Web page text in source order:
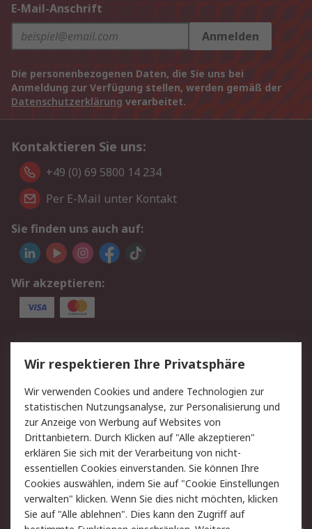
E-Mail-Anschrift
Anmelden
Die personenbezogenen Daten, die Sie uns bei
Anmeldung zur Verfügung stellen, werden gemäß der
Datenschutzerklärung verarbeitet.
Kontaktieren Sie uns:
+49 (0) 69 5800 14 234
Per E-Mail unter Kontakt
Sie finden uns auch auf:
Wir akzeptieren:
Service
Value Added Services
Lieferlösungen
Rücksendungen
Kontakt
Hilfe
Privatkunden
Rechtliches
AGB
Datenschutz
Cookie-Richtlinie
Zahlungsbedingungen
Copyright/Impressum
Entsorgung
Wir respektieren Ihre Privatsphäre
Wir verwenden Cookies und andere Technologien zur
statistischen Nutzungsanalyse, zur Personalisierung und
zur Anzeige von Werbung auf Websites von
Drittanbietern. Durch Klicken auf "Alle akzeptieren"
erklären Sie sich mit der Verarbeitung von nicht-
essentiellen Cookies einverstanden. Sie können Ihre
Cookies auswählen, indem Sie auf "Cookie Einstellungen
verwalten" klicken. Wenn Sie dies nicht möchten, klicken
Sie auf "Alle ablehnen". Dies kann den Zugriff auf